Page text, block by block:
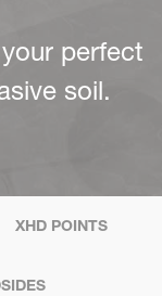
perfect
soil.
XHD POINTS